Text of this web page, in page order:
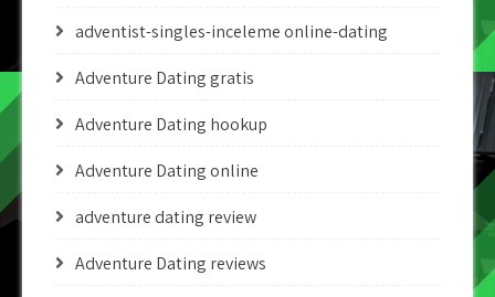
adventist-singles-inceleme online-dating
Adventure Dating gratis
Adventure Dating hookup
Adventure Dating online
adventure dating review
Adventure Dating reviews